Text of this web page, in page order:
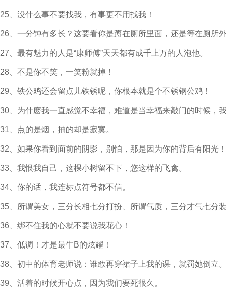
25、没什么事不要找我，有事更不用找我！
26、一分钟有多长？这要看你是蹲在厕所里面，还是等在厕所
27、最有魅力的人是“康师傅”天天都有成千上万的人泡他。
28、不是你不笑，一笑粉就掉！
29、铁公鸡还会留点儿铁锈呢，你根本就是个不锈钢公鸡！
30、为什麽我一直感觉不幸福，难道是当幸福来敲门的时候，
31、点的是烟，抽的却是寂寞。
32、如果你看到面前的阴影，别怕，那是因为你的背后有阳光
33、我恨我自己，这棵小树留不下，您这样的飞禽。
34、你的话，我连标点符号都不信。
35、所谓美女，三分长相七分打扮、所谓气质，三分才气七分
36、绑不住我的心就不要说我花心！
37、低调！才是最牛B的炫耀！
38、初中的体育老师说：谁敢再穿裙子上我的课，就罚她倒立
39、活着的时候开心点，因为我们要死很久。